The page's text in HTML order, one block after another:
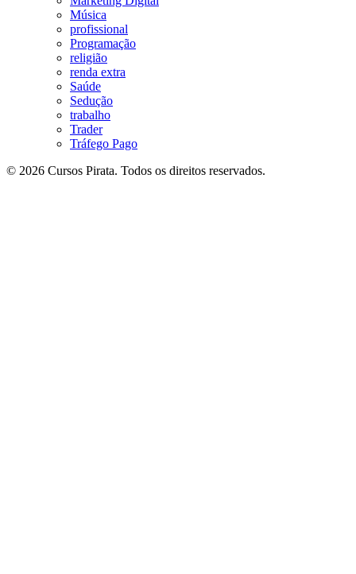
Música
profissional
Programação
religião
renda extra
Saúde
Sedução
trabalho
Trader
Tráfego Pago
© 2026 Cursos Pirata. Todos os direitos reservados.